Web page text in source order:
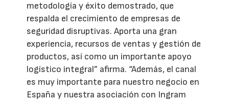
metodología y éxito demostrado, que
respalda el crecimiento de empresas de
seguridad disruptivas. Aporta una gran
experiencia, recursos de ventas y gestión de
productos, así como un importante apoyo
logístico integral” afirma. “Además, el canal
es muy importante para nuestro negocio en
España y nuestra asociación con Ingram